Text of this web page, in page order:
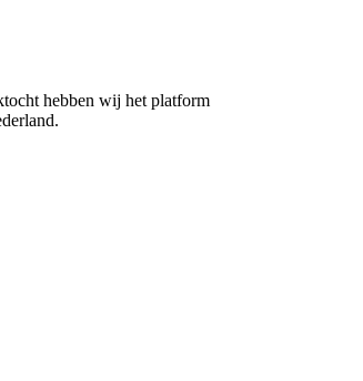
hebben wij het platform